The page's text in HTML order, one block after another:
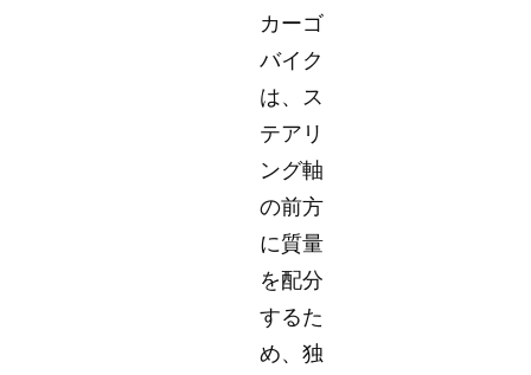
カーゴ
バイク
は、ス
テアリ
ング軸
の前方
に質量
を配分
するた
め、独